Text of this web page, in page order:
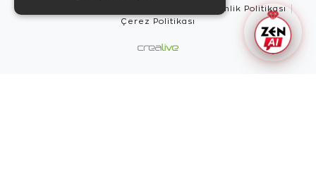
Güvenlik Politikası
Çerez Politikası